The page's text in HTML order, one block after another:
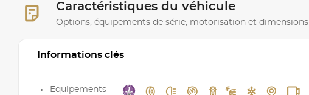
Caractéristiques du véhicule
Options, équipements de série, motorisation et dimensions
Informations clés
Equipements